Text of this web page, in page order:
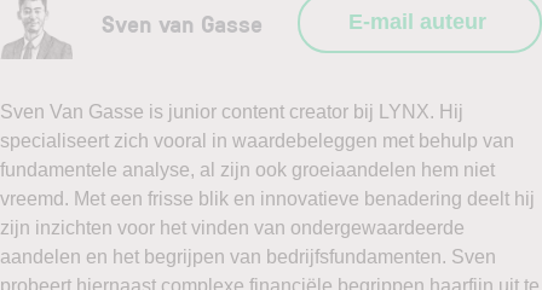
Sven van Gasse E-mail auteur
Sven Van Gasse is junior content creator bij LYNX. Hij
specialiseert zich vooral in waardebeleggen met behulp van
fundamentele analyse, al zijn ook groeiaandelen hem niet
vreemd. Met een frisse blik en innovatieve benadering deelt hij
zijn inzichten voor het vinden van ondergewaardeerde
aandelen en het begrijpen van bedrijfsfundamenten. Sven